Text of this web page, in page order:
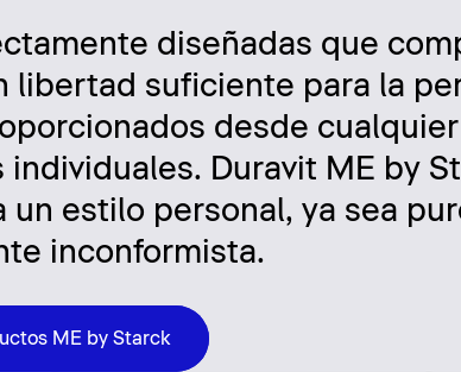
diseñadas que
libertad suficiente para la
desde
individuales. Duravit ME by
un estilo personal, ya sea
inconformista.
ME by Starck